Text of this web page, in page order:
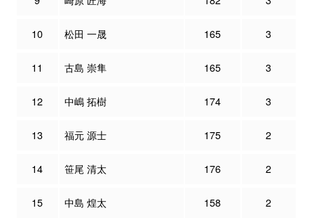
10 松田 一晟 165 3
11 古島 崇隼 165 3
12 中嶋 拓樹 174 3
13 福元 源士 175 2
14 笹尾 清太 176 2
15 中島 煌太 158 2